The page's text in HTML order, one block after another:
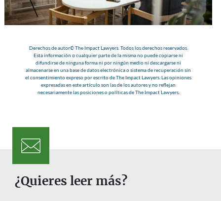
Derechos de autor© The Impact Lawyers. Todos los derechos reservados.
Esta información o cualquier parte de la misma no puede copiarse ni
difundirse de ninguna forma ni por ningún medio ni descargarse ni
almacenarse en una base de datos electrónica o sistema de recuperación sin
el consentimiento expreso por escrito de The Impact Lawyers. Las opiniones
expresadas en este artículo son las de los autores y no reflejan
necesariamente las posiciones o políticas de The Impact Lawyers.
¿Quieres leer más?